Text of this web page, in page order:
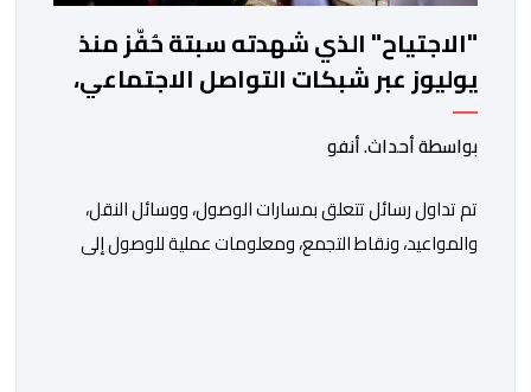
"الاجتياح" الذي شهدته سبتة حُفّز منذ
يوليوز عبر شبكات التواصل الاجتماعي،
خصوصاً انطلاقاً من الجزائر
بواسطة أحداث. أنفو
تم تداول رسائل تتعلق بمسارات الوصول، ووسائل النقل،
والمواعيد، ونقاط التجمع، ومعلومات عملية للوصول إلى